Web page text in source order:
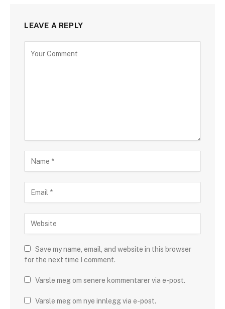
LEAVE A REPLY
Save my name, email, and website in this browser
for the next time I comment.
Varsle meg om senere kommentarer via e-post.
Varsle meg om nye innlegg via e-post.